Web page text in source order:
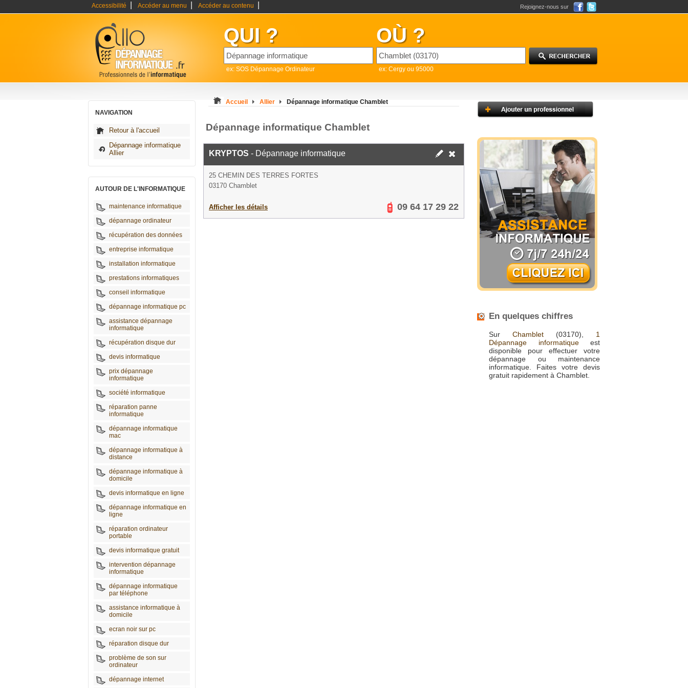
Accessibilité Accéder au menu Accéder au contenu Rejoignez-nous sur
QUI ?
ex: SOS Dépannage Ordinateur
OÙ ?
ex: Cergy ou 95000
NAVIGATION
Retour à l'accueil
Dépannage informatique
Allier
AUTOUR DE L'INFORMATIQUE
maintenance informatique
dépannage ordinateur
récupération des données
entreprise informatique
installation informatique
prestations informatiques
conseil informatique
dépannage informatique pc
assistance dépannage
informatique
récupération disque dur
devis informatique
prix dépannage
informatique
société informatique
réparation panne
informatique
dépannage informatique
mac
dépannage informatique à
distance
dépannage informatique à
domicile
devis informatique en ligne
dépannage informatique en
ligne
réparation ordinateur
portable
devis informatique gratuit
intervention dépannage
informatique
dépannage informatique
par téléphone
assistance informatique à
domicile
ecran noir sur pc
réparation disque dur
problème de son sur
ordinateur
dépannage internet
Accueil Allier Dépannage informatique Chamblet
Dépannage informatique Chamblet
KRYPTOS - Dépannage informatique
25 CHEMIN DES TERRES FORTES
03170 Chamblet
Afficher les détails 09 64 17 29 22
En quelques chiffres
Sur Chamblet (03170), 1
Dépannage informatiqueest
disponible pour effectuer votre
dépannage ou maintenance
informatique. Faites votre devis
gratuit rapidement à Chamblet.